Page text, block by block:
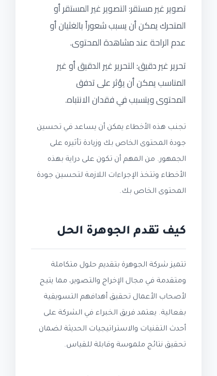
تصوير غير مستقر: التصوير غير المستقر أو
المتحرك يمكن أن يسبب شعوراً بالغثيان أو
عدم الراحة عند مشاهدة المحتوى.
تحرير غير دقيق: التحرير غير الدقيق أو غير
المناسب يمكن أن يؤثر على تدفق
المحتوى ويتسبب في فقدان الانتباه.
تجنب هذه الأخطاء يمكن أن يساعد في تحسين
جودة المحتوى الخاص بك وزيادة تأثيره على
الجمهور. من المهم أن تكون على دراية بهذه
الأخطاء وتتخذ الإجراءات اللازمة لتحسين جودة
المحتوى الخاص بك.
كيف تقدم الجوهرة الحل
تتميز شركة الجوهرة بتقديم حلول متكاملة
ومتقدمة في مجال الإخراج والتصوير، مما يتيح
لأصحاب الأعمال تحقيق أهدافهم التسويقية
بفعالية. يعتمد فريق الخبراء في الشركة على
أحدث التقنيات والاستراتيجيات الحديثة لضمان
تحقيق نتائج ملموسة وقابلة للقياس.